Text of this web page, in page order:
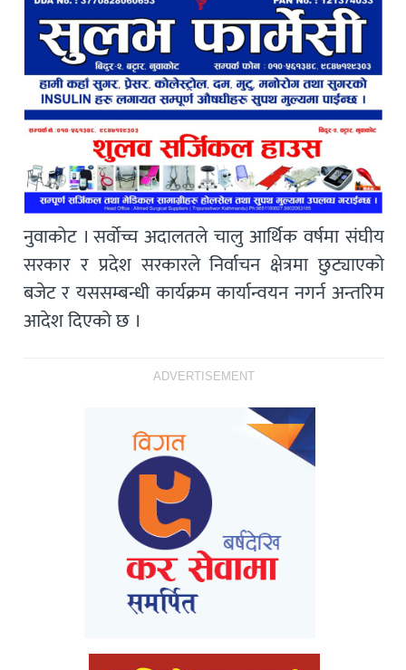
नुवाकोट । सर्वोच्च अदालतले चालु आर्थिक वर्षमा संघीय
सरकार र प्रदेश सरकारले निर्वाचन क्षेत्रमा छुट्याएको
बजेट र यससम्बन्धी कार्यक्रम कार्यान्वयन नगर्न अन्तरिम
आदेश दिएको छ ।
ADVERTISEMENT